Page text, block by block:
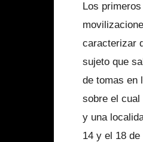
Los
caracterizar
sujeto que
de tomas en
sobre el
y una
14 y el 18